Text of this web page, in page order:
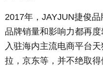
2017年，JAYJUN捷俊
品牌销量和影响力都再
入驻海内主流电商平台
拉，京东等，并不绝取